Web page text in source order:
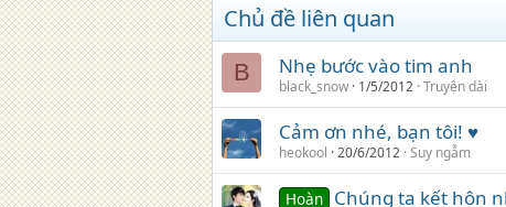
o
:
Chủ đề liên quan
B Nhẹ bước vào tim anh
black_snow 1/5/2012 Truyện dài
Cảm ơn nhé, bạn tôi! ♥
heokool 20/6/2012 Suy ngẫm
Hoàn Chúng ta kết hôn